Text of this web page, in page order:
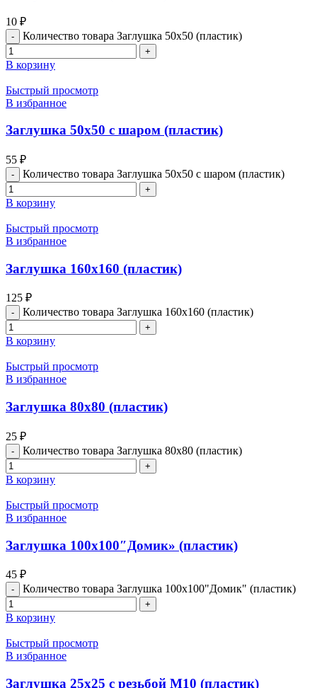
10 ₽
Количество товара Заглушка 50х50 (пластик)
В корзину
Быстрый просмотр
В избранное
Заглушка 50х50 с шаром (пластик)
55 ₽
Количество товара Заглушка 50х50 с шаром (пластик)
В корзину
Быстрый просмотр
В избранное
Заглушка 160х160 (пластик)
125 ₽
Количество товара Заглушка 160х160 (пластик)
В корзину
Быстрый просмотр
В избранное
Заглушка 80х80 (пластик)
25 ₽
Количество товара Заглушка 80х80 (пластик)
В корзину
Быстрый просмотр
В избранное
Заглушка 100х100″Домик» (пластик)
45 ₽
Количество товара Заглушка 100х100"Домик" (пластик)
В корзину
Быстрый просмотр
В избранное
Заглушка 25х25 с резьбой М10 (пластик)